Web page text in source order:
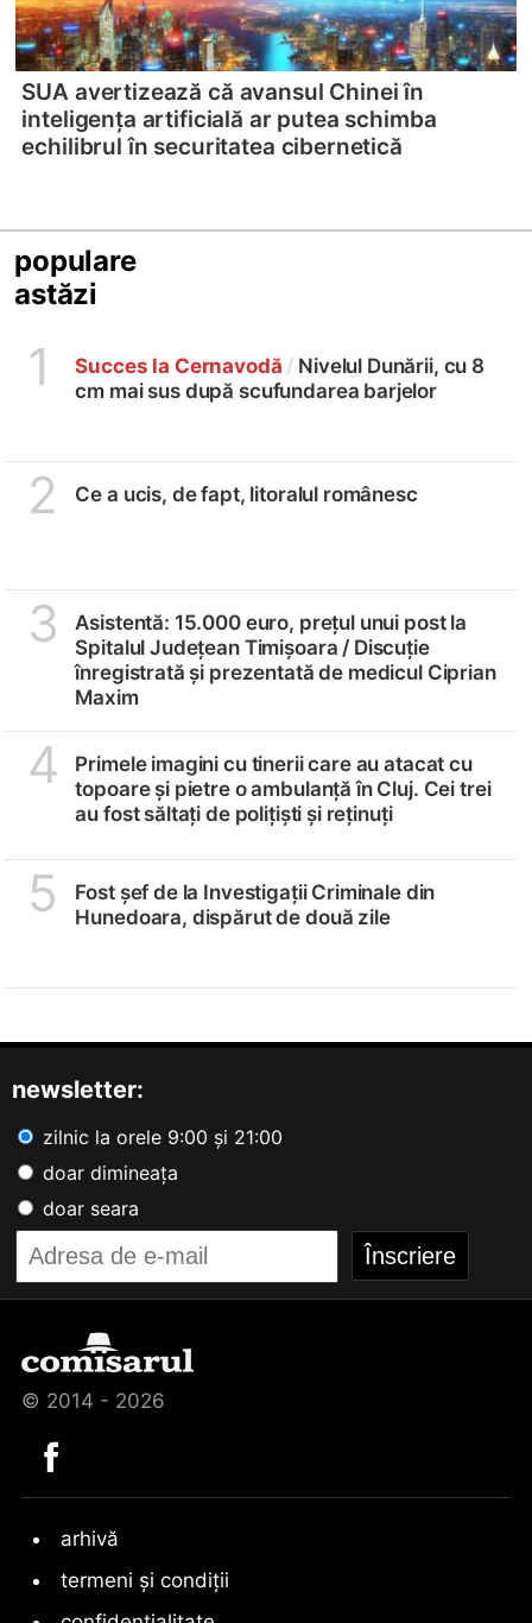
SUA avertizează că avansul Chinei în
inteligența artificială ar putea schimba
echilibrul în securitatea cibernetică
populare
astăzi
1 Succes la Cernavodă / Nivelul Dunării, cu 8
cm mai sus după scufundarea barjelor
2 Ce a ucis, de fapt, litoralul românesc
3
Asistentă: 15.000 euro, prețul unui post la
Spitalul Județean Timișoara / Discuție
înregistrată și prezentată de medicul Ciprian
Maxim
4
Primele imagini cu tinerii care au atacat cu
topoare și pietre o ambulanță în Cluj. Cei trei
au fost săltați de polițiști și reținuți
5
Fost șef de la Investigații Criminale din
Hunedoara, dispărut de două zile
newsletter:
zilnic la orele 9:00 și 21:00
doar dimineața
doar seara
© 2014 - 2026
arhivă
termeni și condiții